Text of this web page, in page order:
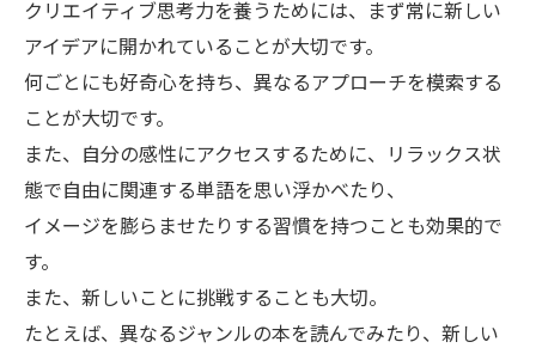
クリエイティブ思考力を養うためには、まず常に新しい
アイデアに開かれていることが大切です。
何ごとにも好奇心を持ち、異なるアプローチを模索する
ことが大切です。
また、自分の感性にアクセスするために、リラックス状
態で自由に関連する単語を思い浮かべたり、
イメージを膨らませたりする習慣を持つことも効果的で
す。
また、新しいことに挑戦することも大切。
たとえば、異なるジャンルの本を読んでみたり、新しい